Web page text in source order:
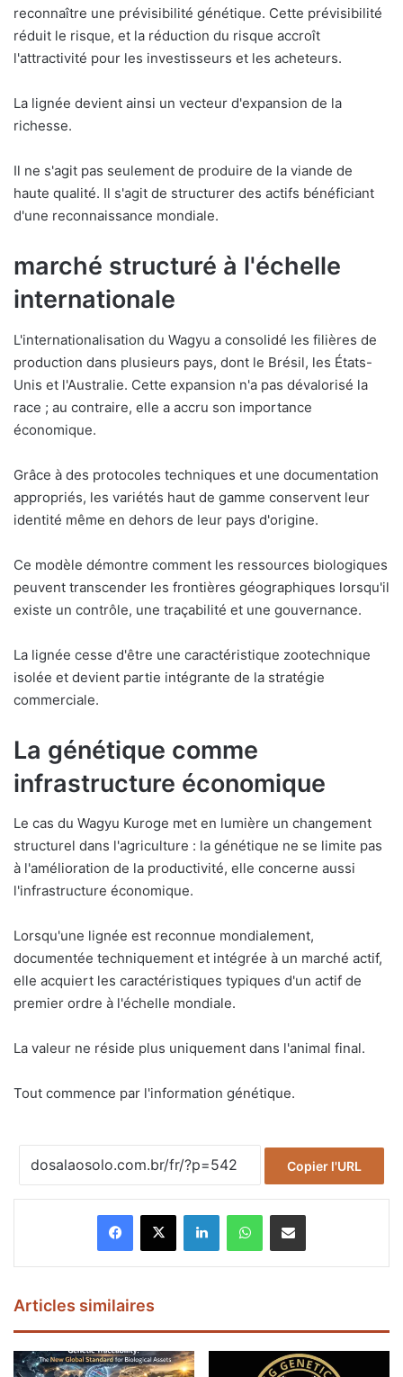
reconnaître une prévisibilité génétique. Cette prévisibilité
réduit le risque, et la réduction du risque accroît
l'attractivité pour les investisseurs et les acheteurs.
La lignée devient ainsi un vecteur d'expansion de la
richesse.
Il ne s'agit pas seulement de produire de la viande de
haute qualité. Il s'agit de structurer des actifs bénéficiant
d'une reconnaissance mondiale.
marché structuré à l'échelle
internationale
L'internationalisation du Wagyu a consolidé les filières de
production dans plusieurs pays, dont le Brésil, les États-
Unis et l'Australie. Cette expansion n'a pas dévalorisé la
race ; au contraire, elle a accru son importance
économique.
Grâce à des protocoles techniques et une documentation
appropriés, les variétés haut de gamme conservent leur
identité même en dehors de leur pays d'origine.
Ce modèle démontre comment les ressources biologiques
peuvent transcender les frontières géographiques lorsqu'il
existe un contrôle, une traçabilité et une gouvernance.
La lignée cesse d'être une caractéristique zootechnique
isolée et devient partie intégrante de la stratégie
commerciale.
La génétique comme
infrastructure économique
Le cas du Wagyu Kuroge met en lumière un changement
structurel dans l'agriculture : la génétique ne se limite pas
à l'amélioration de la productivité, elle concerne aussi
l'infrastructure économique.
Lorsqu'une lignée est reconnue mondialement,
documentée techniquement et intégrée à un marché actif,
elle acquiert les caractéristiques typiques d'un actif de
premier ordre à l'échelle mondiale.
La valeur ne réside plus uniquement dans l'animal final.
Tout commence par l'information génétique.
Copier l'URL
Facebook
X LinkedinWhatsAppPartager par email
Articles similaires